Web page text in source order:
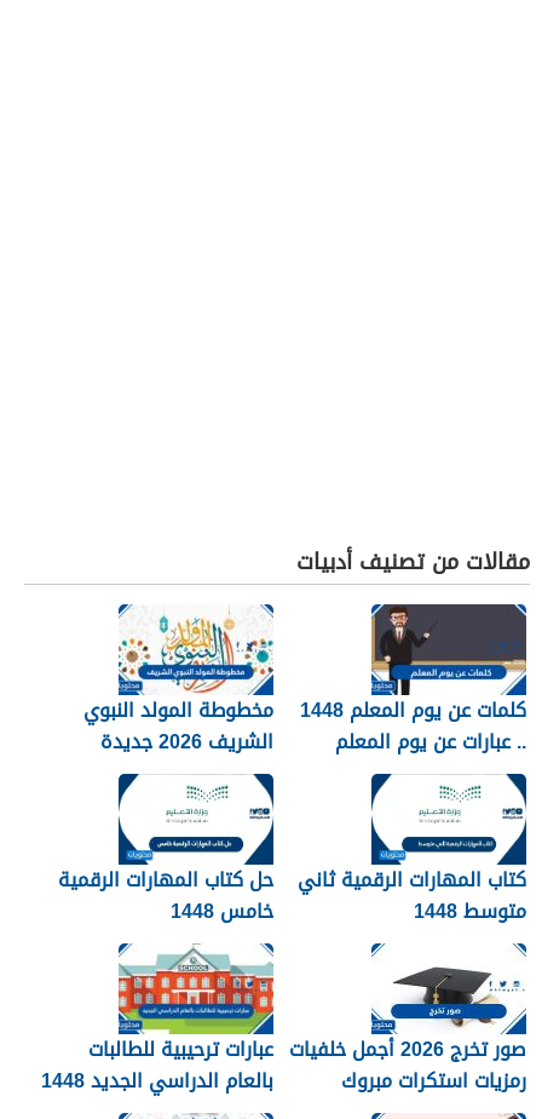
مقالات من تصنيف أدبيات
كلمات عن يوم المعلم 1448
.. عبارات عن يوم المعلم
مكتوبة 1448
مخطوطة المولد النبوي
الشريف 2026 جديدة
كتاب المهارات الرقمية ثاني
متوسط 1448
حل كتاب المهارات الرقمية
خامس 1448
صور تخرج 2026 أجمل خلفيات
رمزيات استكرات مبروك
عبارات ترحيبية للطالبات
بالعام الدراسي الجديد 1448